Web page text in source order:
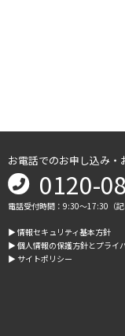
お電話でのお申し込み・
0120-
電話受付時間：9:30～17:30（
▶︎ 情報セキュリティ基本方針
▶︎ 個人情報の保護方針とプライ
▶︎ サイトポリシー